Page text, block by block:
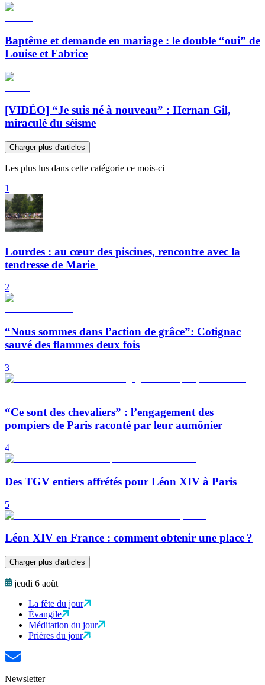
Baptême et demande en mariage : le double “oui” de
Louise et Fabrice
[VIDÉO] “Je suis né à nouveau” : Hernan Gil,
miraculé du séisme
Charger plus d'articles
Les plus lus dans cette catégorie ce mois-ci
1
Lourdes : au cœur des piscines, rencontre avec la
tendresse de Marie
2
“Nous sommes dans l’action de grâce”: Cotignac
sauvé des flammes deux fois
3
“Ce sont des chevaliers” : l’engagement des
pompiers de Paris raconté par leur aumônier
4
Des TGV entiers affrétés pour Léon XIV à Paris
5
Léon XIV en France : comment obtenir une place ?
Charger plus d'articles
jeudi 6 août
La fête du jour
Évangile
Méditation du jour
Prières du jour
Newsletter